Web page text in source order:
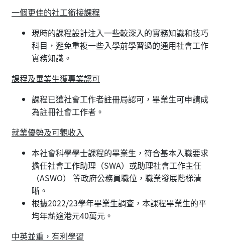
一個更佳的社工銜接課程
現時的課程設計注入一些較深入的實務知識和技巧
科目，避免重複一些入學前學習過的通用社會工作
實務知識。
課程及畢業生獲專業認可
課程已獲社會工作者註冊局認可，畢業生可申請成
為註冊社會工作者。
就業優勢及可觀收入
本社會科學學士課程的畢業生，符合基本入職要求
擔任社會工作助理（SWA）或助理社會工作主任
（ASWO） 等政府公務員職位，職業發展階梯清
晰。
根據2022/23學年畢業生調查，本課程畢業生的平
均年薪逾港元40萬元。
中英並重，有利學習